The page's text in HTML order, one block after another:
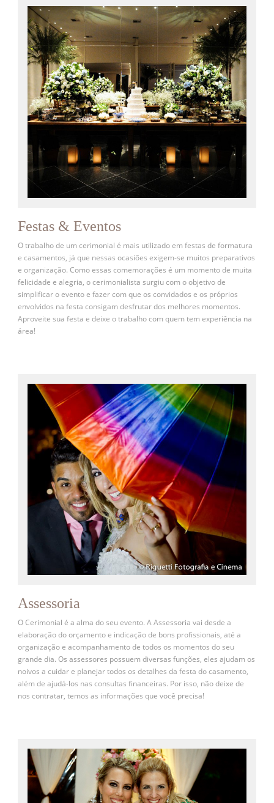
Festas & Eventos
O trabalho de um cerimonial é mais utilizado em festas de formatura
e casamentos, já que nessas ocasiões exigem-se muitos preparativos
e organização. Como essas comemorações é um momento de muita
felicidade e alegria, o cerimonialista surgiu com o objetivo de
simplificar o evento e fazer com que os convidados e os próprios
envolvidos na festa consigam desfrutar dos melhores momentos.
Aproveite sua festa e deixe o trabalho com quem tem experiência na
área!
Assessoria
O Cerimonial é a alma do seu evento. A Assessoria vai desde a
elaboração do orçamento e indicação de bons profissionais, até a
organização e acompanhamento de todos os momentos do seu
grande dia. Os assessores possuem diversas funções, eles ajudam os
noivos a cuidar e planejar todos os detalhes da festa do casamento,
além de ajudá-los nas consultas financeiras. Por isso, não deixe de
nos contratar, temos as informações que você precisa!